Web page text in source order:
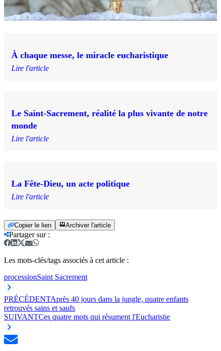
À chaque messe, le miracle eucharistique
Lire l'article
Le Saint-Sacrement, réalité la plus vivante de notre
monde
Lire l'article
La Fête-Dieu, un acte politique
Lire l'article
Copier le lien Archiver l'article
Partager sur:
Les mots-clés/tags associés à cet article :
processionSaint Sacrement
PRÉCÉDENTAprès 40 jours dans la jungle, quatre enfants
retrouvés sains et saufs
SUIVANTCes quatre mots qui résument l'Eucharistie